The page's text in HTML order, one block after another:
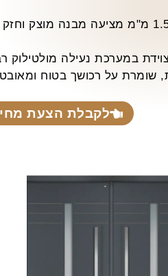
הדלת בנויה ממתכת בעובי 1.5 מ"מ מציעה מבנה מוצק וחזק
במערכת נעילה מולטילוק
שומרת על רכושך בטוח
לקבלת הצעת